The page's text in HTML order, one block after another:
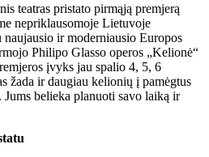
teatras pristato pirmąją premjerą
nepriklausomoje Lietuvoje
naujausio ir moderniausio Europos
Philipo Glasso operos „Kelionė“
įvyks jau spalio 4, 5, 6
žada ir daugiau kelionių į pamėgtus
Jums belieka planuoti savo laiką ir